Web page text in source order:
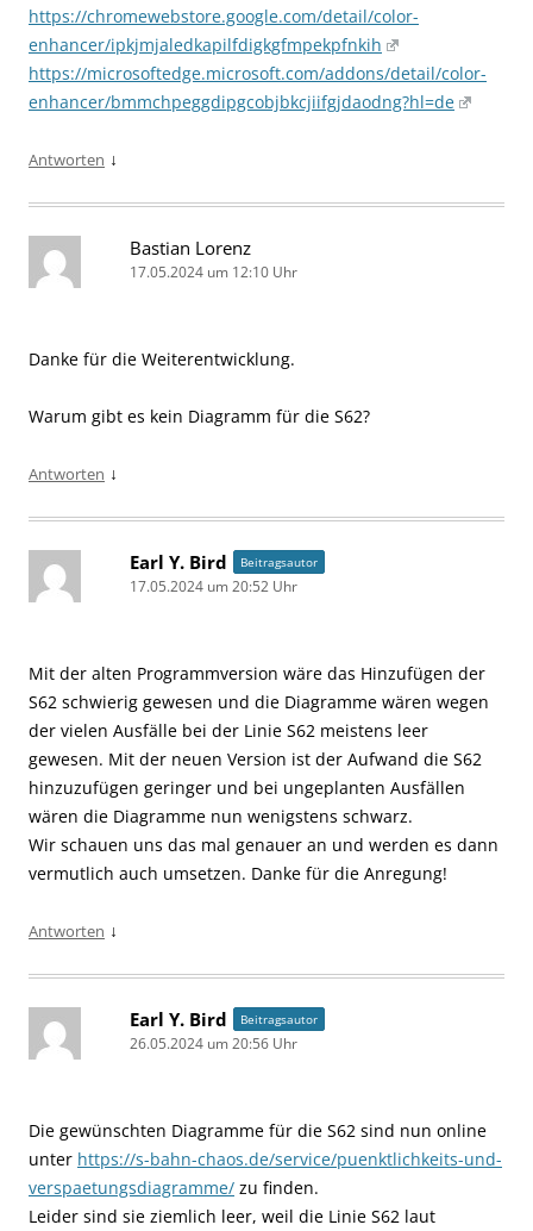
https://chromewebstore.google.com/detail/color-
enhancer/ipkjmjaledkapilfdigkgfmpekpfnkih
https://microsoftedge.microsoft.com/addons/detail/color-
enhancer/bmmchpeggdipgcobjbkcjiifgjdaodng?hl=de
Antworten ↓
Bastian Lorenz
17.05.2024 um 12:10 Uhr
Danke für die Weiterentwicklung.
Warum gibt es kein Diagramm für die S62?
Antworten ↓
Earl Y. Bird Beitragsautor
17.05.2024 um 20:52 Uhr
Mit der alten Programmversion wäre das Hinzufügen der
S62 schwierig gewesen und die Diagramme wären wegen
der vielen Ausfälle bei der Linie S62 meistens leer
gewesen. Mit der neuen Version ist der Aufwand die S62
hinzuzufügen geringer und bei ungeplanten Ausfällen
wären die Diagramme nun wenigstens schwarz.
Wir schauen uns das mal genauer an und werden es dann
vermutlich auch umsetzen. Danke für die Anregung!
Antworten ↓
Earl Y. Bird Beitragsautor
26.05.2024 um 20:56 Uhr
Die gewünschten Diagramme für die S62 sind nun online
unter https://s-bahn-chaos.de/service/puenktlichkeits-und-
verspaetungsdiagramme/ zu finden.
Leider sind sie ziemlich leer, weil die Linie S62 laut